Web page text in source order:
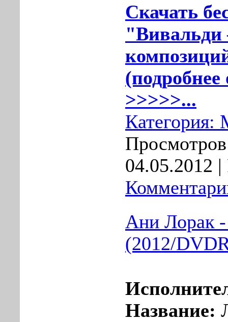
Скачать
"Вивальди
(подробнее
>>>>>...
Категория:
04.05.2012 |
Ани Лорак
(2012/
Название: